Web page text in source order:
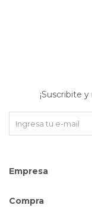
Empresa
Compra
¡Suscribite